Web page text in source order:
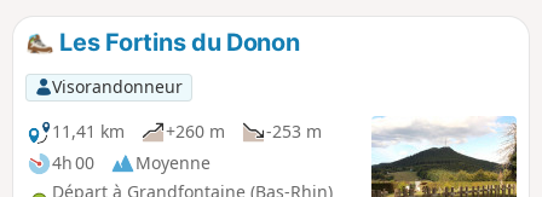
Les Fortins du Donon
Visorandonneur
11,41 km
+260 m
-253 m
4h 00
Moyenne
Départ à Grandfontaine (Bas-Rhin)